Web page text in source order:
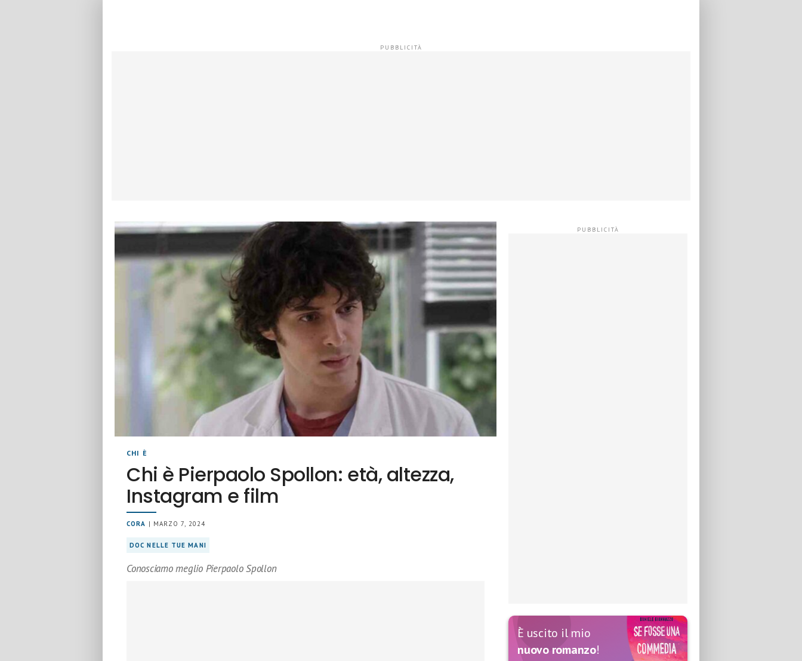
CHI È
Chi è Pierpaolo Spollon: età, altezza,
Instagram e film
CORA | MARZO 7, 2024
DOC NELLE TUE MANI
Conosciamo meglio Pierpaolo Spollon
È uscito il mio
nuovo romanzo!